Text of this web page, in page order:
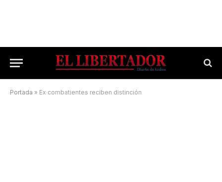
Portada » Ex combatientes reciben distinción